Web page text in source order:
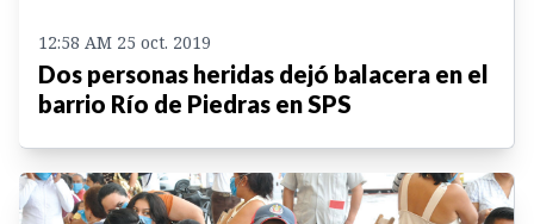
12:58 AM 25 oct. 2019
Dos personas heridas dejó balacera en el
barrio Río de Piedras en SPS